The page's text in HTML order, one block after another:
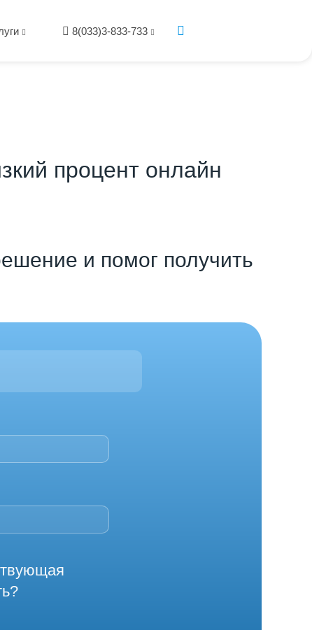
8(033)3-833-733
процент онлайн
и помог получить